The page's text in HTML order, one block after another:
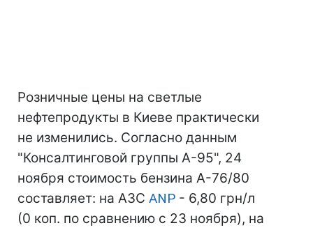
Розничные цены на светлые
нефтепродукты в Киеве практически
не изменились. Согласно данным
"Консалтинговой группы А-95", 24
ноября стоимость бензина А-76/80
составляет: на АЗС ANP - 6,80 грн/л
(0 коп. по сравнению с 23 ноября), на